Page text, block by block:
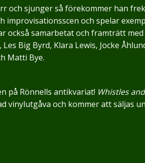
och sjunger så förekommer han
improvisationsscen och spelar
också samarbetat och framträtt med
Big Byrd, Klara Lewis, Jocke
Matti Bye.
på Rönnells antikvariat! Whistles
vinylutgåva och kommer att säljas